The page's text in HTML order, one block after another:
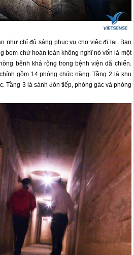
như chỉ đủ sáng phục vụ cho việc đi lại. Bạn
bom chứ hoàn toàn không nghĩ nó vốn là một
bệnh khá rộng trong bệnh viện dã chiến.
gồm 14 phòng chức năng. Tầng 2 là khu
Tầng 3 là sảnh đón tiếp, phòng gác và phòng